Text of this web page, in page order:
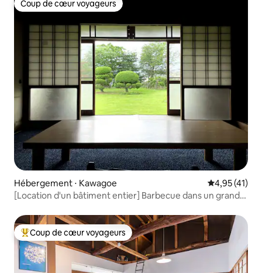
Coup de cœur voyageurs
Coup de cœur voyageurs
Hébergement ⋅ Kawagoe Évaluation
4,95 (41)
[Location d'un bâtiment entier] Barbecue dans un grand
chaleureuse comme chez grand-père, Koedo Kawagoe
(15 minutes en voiture)
Coups de cœur voyageurs les plus appréciés
Coup de cœur voyageurs